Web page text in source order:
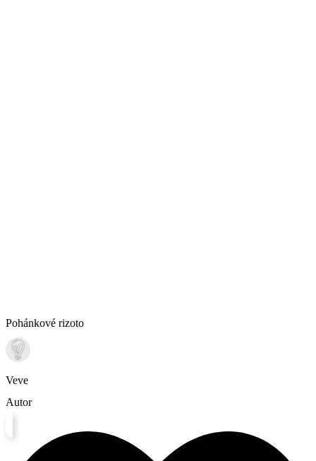
Pohánkové rizoto
Veve
Autor